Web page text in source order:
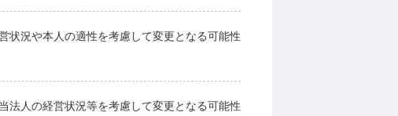
状況や本人の適性を考慮して変更となる可能性
法人の経営状況等を考慮して変更となる可能性